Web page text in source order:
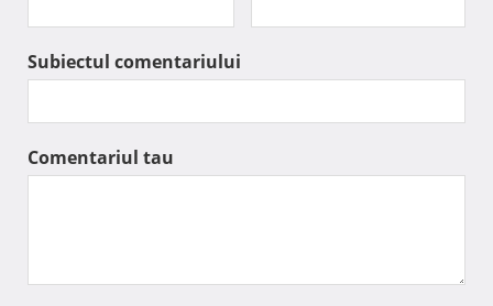
Subiectul comentariului
Comentariul tau